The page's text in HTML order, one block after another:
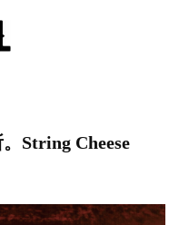
String Cheese